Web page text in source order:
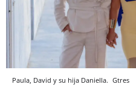
Paula, David y su hija Daniella. Gtres